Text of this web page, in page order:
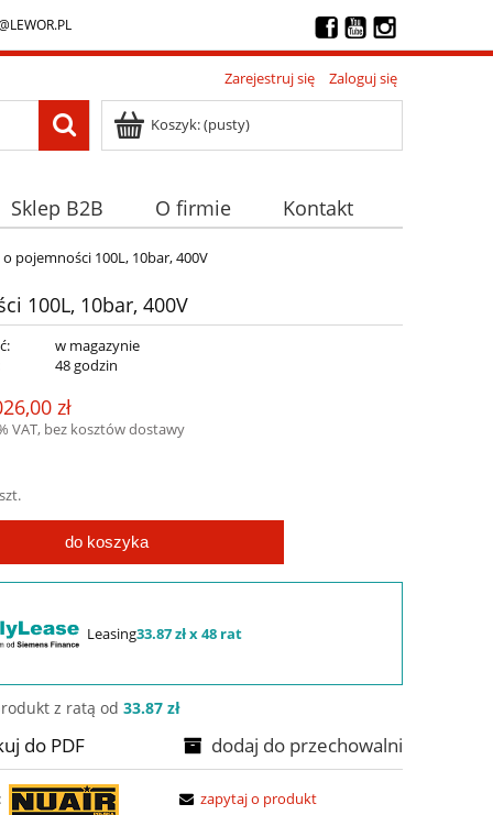
Zarejestruj się Zaloguj się
Koszyk:(pusty)
Sklep B2B O firmie Kontakt
pojemności 100L, 10bar, 400V
100L, 10bar, 400V
w magazynie
48 godzin
zł
VAT, bez kosztów dostawy
szt.
do koszyka
Leasing33.87 zł x 48 rat
z ratą od33.87 zł
dodaj do przechowalni
do PDF
zapytaj o produkt